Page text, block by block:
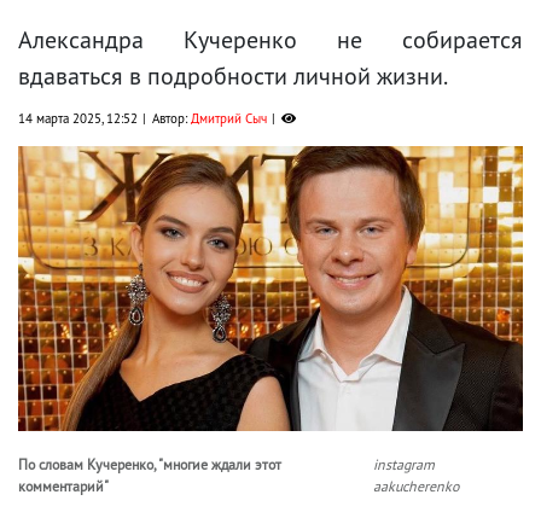
Александра Кучеренко не собирается
вдаваться в подробности личной жизни.
14 марта 2025, 12:52 Автор:Дмитрий Сыч
По словам Кучеренко, "многие ждали этот
комментарий"
instagram
aakucherenko